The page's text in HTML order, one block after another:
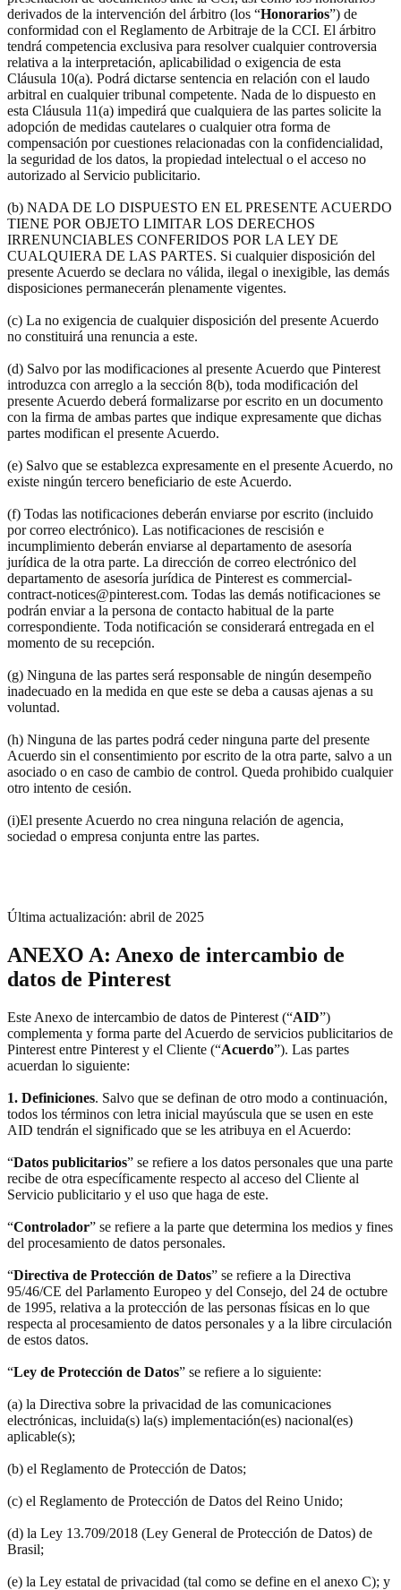
derivados de la intervención del árbitro (los “Honorarios”) de
conformidad con el Reglamento de Arbitraje de la CCI. El árbitro
tendrá competencia exclusiva para resolver cualquier controversia
relativa a la interpretación, aplicabilidad o exigencia de esta
Cláusula 10(a). Podrá dictarse sentencia en relación con el laudo
arbitral en cualquier tribunal competente. Nada de lo dispuesto en
esta Cláusula 11(a) impedirá que cualquiera de las partes solicite la
adopción de medidas cautelares o cualquier otra forma de
compensación por cuestiones relacionadas con la confidencialidad,
la seguridad de los datos, la propiedad intelectual o el acceso no
autorizado al Servicio publicitario.
(b) NADA DE LO DISPUESTO EN EL PRESENTE ACUERDO
TIENE POR OBJETO LIMITAR LOS DERECHOS
IRRENUNCIABLES CONFERIDOS POR LA LEY DE
CUALQUIERA DE LAS PARTES. Si cualquier disposición del
presente Acuerdo se declara no válida, ilegal o inexigible, las demás
disposiciones permanecerán plenamente vigentes.
(c) La no exigencia de cualquier disposición del presente Acuerdo
no constituirá una renuncia a este.
(d) Salvo por las modificaciones al presente Acuerdo que Pinterest
introduzca con arreglo a la sección 8(b), toda modificación del
presente Acuerdo deberá formalizarse por escrito en un documento
con la firma de ambas partes que indique expresamente que dichas
partes modifican el presente Acuerdo.
(e) Salvo que se establezca expresamente en el presente Acuerdo, no
existe ningún tercero beneficiario de este Acuerdo.
(f) Todas las notificaciones deberán enviarse por escrito (incluido
por correo electrónico). Las notificaciones de rescisión e
incumplimiento deberán enviarse al departamento de asesoría
jurídica de la otra parte. La dirección de correo electrónico del
departamento de asesoría jurídica de Pinterest es commercial-
contract-notices@pinterest.com. Todas las demás notificaciones se
podrán enviar a la persona de contacto habitual de la parte
correspondiente. Toda notificación se considerará entregada en el
momento de su recepción.
(g) Ninguna de las partes será responsable de ningún desempeño
inadecuado en la medida en que este se deba a causas ajenas a su
voluntad.
(h) Ninguna de las partes podrá ceder ninguna parte del presente
Acuerdo sin el consentimiento por escrito de la otra parte, salvo a un
asociado o en caso de cambio de control. Queda prohibido cualquier
otro intento de cesión.
(i)El presente Acuerdo no crea ninguna relación de agencia,
sociedad o empresa conjunta entre las partes.
Última actualización: abril de 2025
ANEXO A: Anexo de intercambio de
datos de Pinterest
Este Anexo de intercambio de datos de Pinterest (“AID”)
complementa y forma parte del Acuerdo de servicios publicitarios de
Pinterest entre Pinterest y el Cliente (“Acuerdo”). Las partes
acuerdan lo siguiente:
1. Definiciones. Salvo que se definan de otro modo a continuación,
todos los términos con letra inicial mayúscula que se usen en este
AID tendrán el significado que se les atribuya en el Acuerdo:
“Datos publicitarios” se refiere a los datos personales que una parte
recibe de otra específicamente respecto al acceso del Cliente al
Servicio publicitario y el uso que haga de este.
“Controlador” se refiere a la parte que determina los medios y fines
del procesamiento de datos personales.
“Directiva de Protección de Datos” se refiere a la Directiva
95/46/CE del Parlamento Europeo y del Consejo, del 24 de octubre
de 1995, relativa a la protección de las personas físicas en lo que
respecta al procesamiento de datos personales y a la libre circulación
de estos datos.
“Ley de Protección de Datos” se refiere a lo siguiente:
(a) la Directiva sobre la privacidad de las comunicaciones
electrónicas, incluida(s) la(s) implementación(es) nacional(es)
aplicable(s);
(b) el Reglamento de Protección de Datos;
(c) el Reglamento de Protección de Datos del Reino Unido;
(d) la Ley 13.709/2018 (Ley General de Protección de Datos) de
Brasil;
(e) la Ley estatal de privacidad (tal como se define en el anexo C); y